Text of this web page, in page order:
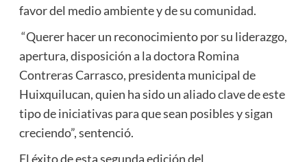
favor del medio ambiente y de su comunidad.
“Querer hacer un reconocimiento por su liderazgo,
apertura, disposición a la doctora Romina
Contreras Carrasco, presidenta municipal de
Huixquilucan, quien ha sido un aliado clave de este
tipo de iniciativas para que sean posibles y sigan
creciendo”, sentenció.
El éxito de esta segunda edición del